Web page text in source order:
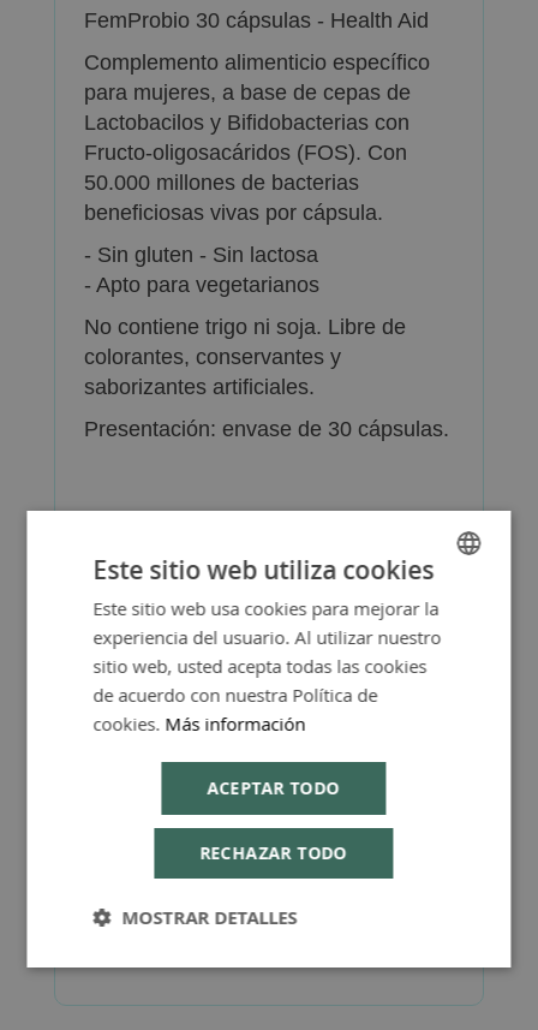
FemProbio 30 cápsulas - Health Aid
Complemento alimenticio específico
para mujeres, a base de cepas de
Lactobacilos y Bifidobacterias con
Fructo-oligosacáridos (FOS). Con
50.000 millones de bacterias
beneficiosas vivas por cápsula.
- Sin gluten - Sin lactosa
- Apto para vegetarianos
No contiene trigo ni soja. Libre de
colorantes, conservantes y
saborizantes artificiales.
Presentación: envase de 30 cápsulas.
Más Información
FAQ - Preguntas y Respuestas
Consejos de Compra Producto
SPANISH
ENGLISH
Este sitio web utiliza cookies
Este sitio web usa cookies para mejorar la
experiencia del usuario. Al utilizar nuestro
sitio web, usted acepta todas las cookies
de acuerdo con nuestra Política de
cookies. Más información
ACEPTAR TODO
RECHAZAR TODO
MOSTRAR DETALLES